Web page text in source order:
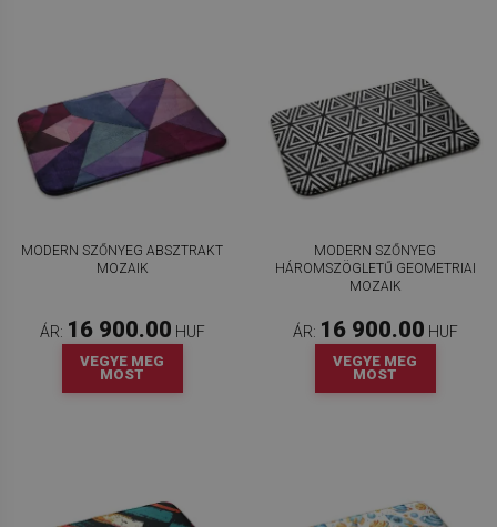
MODERN SZŐNYEG ABSZTRAKT
MOZAIK
ÁR: 16 900.00 HUF
VEGYE MEG
MOST
MODERN SZŐNYEG
HÁROMSZÖGLETŰ GEOMETRIAI
MOZAIK
ÁR: 16 900.00 HUF
VEGYE MEG
MOST